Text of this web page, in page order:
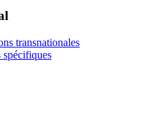
transnationales
spécifiques